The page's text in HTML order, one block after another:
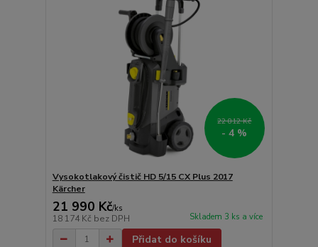
22 812 Kč
- 4 %
Vysokotlakový čistič HD 5/15 CX Plus 2017
Kärcher
21 990 Kč/ks
18 174 Kč bez DPH Skladem 3 ks a více
Přidat do košíku